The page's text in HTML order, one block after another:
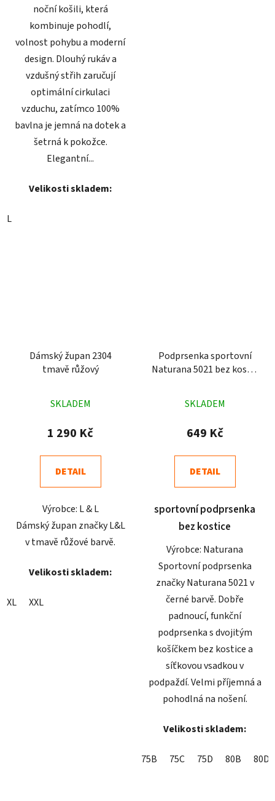
noční košili, která
kombinuje pohodlí,
volnost pohybu a moderní
design. Dlouhý rukáv a
vzdušný střih zaručují
optimální cirkulaci
vzduchu, zatímco 100%
bavlna je jemná na dotek a
šetrná k pokožce.
Elegantní...
Velikosti skladem:
L
Dámský župan 2304
tmavě růžový
hodnocení
produktu
4,7
z
hvězdiček.
SKLADEM
1 290 Kč
DETAIL
Výrobce: L & L
Dámský župan značky L&L
v tmavě růžové barvě.
Velikosti skladem:
XL XXL
Podprsenka sportovní
Naturana 5021 bez kostic
hodnocení
produktu
4,6
z
hvězdiček.
SKLADEM
649 Kč
DETAIL
sportovní podprsenka
bez kostice
Výrobce: Naturana
Sportovní podprsenka
značky Naturana 5021 v
černé barvě. Dobře
padnoucí, funkční
podprsenka s dvojitým
košíčkem bez kostice a
síťkovou vsadkou v
podpaždí. Velmi příjemná a
pohodlná na nošení.
Velikosti skladem:
75B 75C 75D 80B 80D